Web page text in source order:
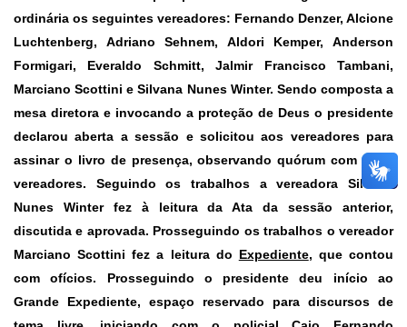
ordinária os seguintes vereadores: Fernando Denzer, Alcione
Luchtenberg, Adriano Sehnem, Aldori Kemper, Anderson
Formigari, Everaldo Schmitt, Jalmir Francisco Tambani,
Marciano Scottini e Silvana Nunes Winter. Sendo composta a
mesa diretora e invocando a proteção de Deus o presidente
declarou aberta a sessão e solicitou aos vereadores para
assinar o livro de presença, observando quórum com nove
vereadores. Seguindo os trabalhos a vereadora Silvana
Nunes Winter fez à leitura da Ata da sessão anterior,
discutida e aprovada. Prosseguindo os trabalhos o vereador
Marciano Scottini fez a leitura do Expediente, que contou
com ofícios. Prosseguindo o presidente deu início ao
Grande Expediente, espaço reservado para discursos de